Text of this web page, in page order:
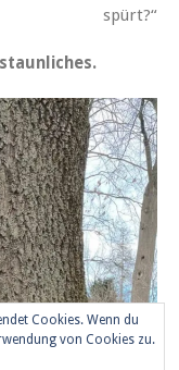
spürt?“
Cookies. Wenn du
von Cookies zu.